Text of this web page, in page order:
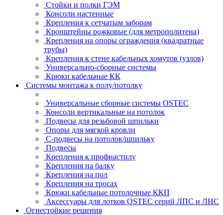
Стойки и полки ГЭМ
Консоли настенные
Крепления к сетчатым заборам
Кронштейны рожковые (для метрополитена)
Крепления на опоры ограждения (квадратные
трубы)
Крепления к стене кабельных хомутов (узлов)
Универсально-сборные системы
Крюки кабельные КК
Системы монтажа к полу/потолку
Универсальные сборные системы OSTEC
Консоли вертикальные на потолок
Подвесы для резьбовой шпильки
Опоры для мягкой кровли
С-подвесы на потолок/шпильку
Подвесы
Крепления к профнастилу
Крепления на балку
Крепления на пол
Крепления на тросах
Крюки кабельные потолочные ККП
Аксессуары для лотков OSTEC серий ЛПС и ЛНС
Огнестойкие решения